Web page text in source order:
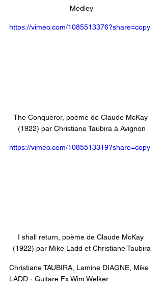
Medley
https://vimeo.com/1085513376?share=copy
The Conqueror, poème de Claude McKay
(1922) par Christiane Taubira à Avignon
https://vimeo.com/1085513319?share=copy
I shall return, poème de Claude McKay
(1922) par Mike Ladd et Christiane Taubira
Christiane TAUBIRA, Lamine DIAGNE, Mike
LADD - Guitare Fx Wim Welker